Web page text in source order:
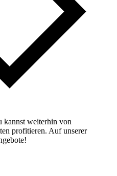
kannst weiterhin von
profitieren. Auf unserer